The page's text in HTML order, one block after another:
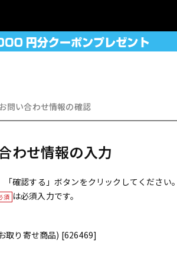
お問い合わせ情報の確認
わせ情報の入力
確認する」ボタンをクリックしてください。
須 は必須入力です。
取り寄せ商品) [626469]